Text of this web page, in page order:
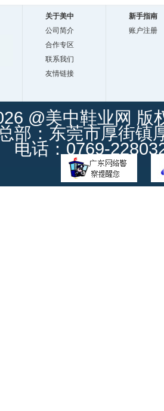
关于美中
公司简介
合作专区
联系我们
友情链接
新手指南
账户注册
@美中鞋业网 版
部：东莞市厚街镇
电话：0769-